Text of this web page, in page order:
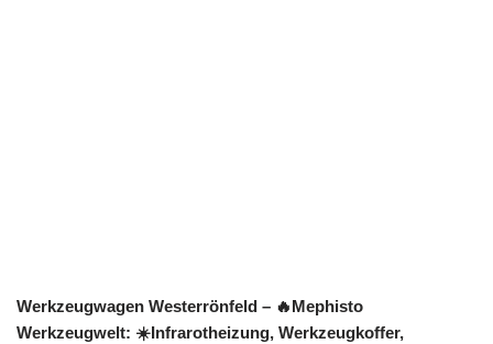
Werkzeugwagen Westerrönfeld – 🔥Mephisto
Werkzeugwelt: ☀️Infrarotheizung, Werkzeugkoffer,